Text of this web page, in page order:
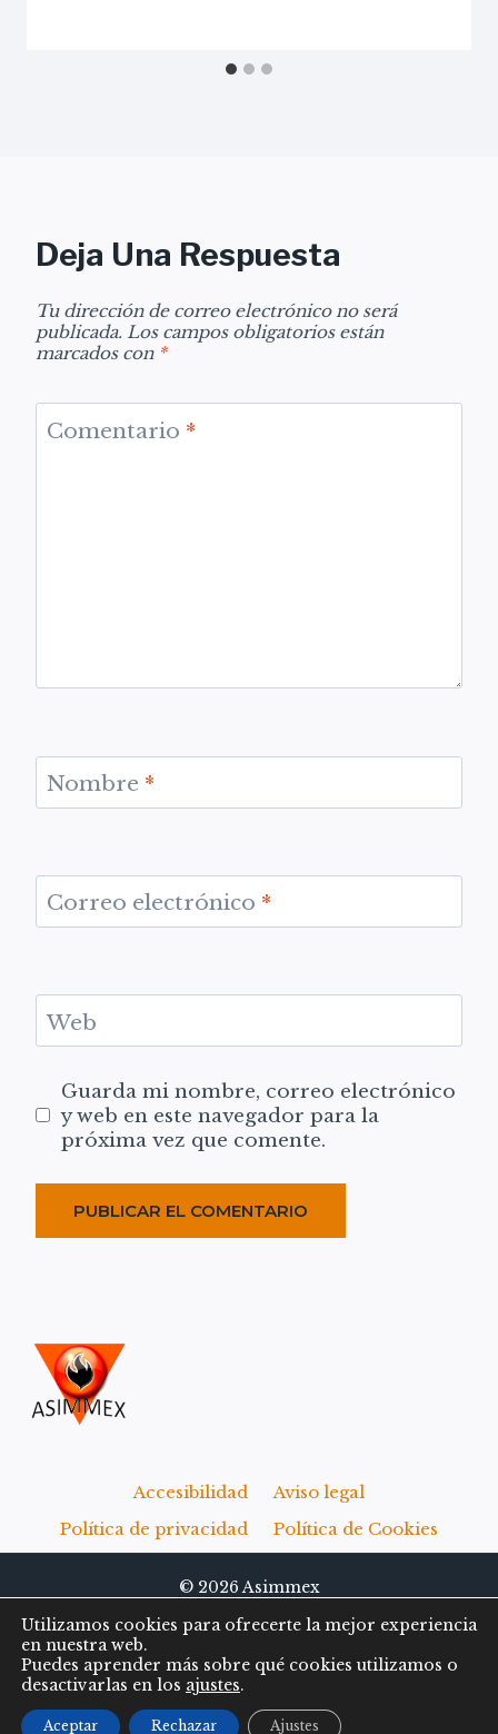
Deja Una Respuesta
Tu dirección de correo electrónico no será
publicada. Los campos obligatorios están
marcados con *
Comentario *
Nombre *
Correo electrónico *
Web
Guarda mi nombre, correo electrónico
y web en este navegador para la
próxima vez que comente.
Accesibilidad
Aviso legal
Política de privacidad
Política de Cookies
© 2026 Asimmex
Utilizamos cookies para ofrecerte la mejor experiencia
en nuestra web.
Puedes aprender más sobre qué cookies utilizamos o
desactivarlas en los ajustes.
Aceptar Rechazar Ajustes